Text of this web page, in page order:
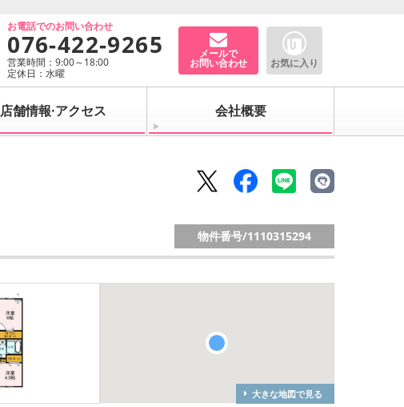
お電話でのお問い合わせ
076-422-9265
営業時間：9:00～18:00
定休日：水曜
メールで
お問い合わせ お気に入り
店舗情報·アクセス 会社概要
物件番号/1110315294
大きな地図で見る